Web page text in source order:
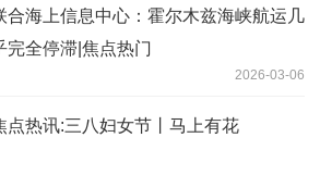
合海上信息中心：霍尔木兹海峡航运几
完全停滞|焦点热门
2026-03-06
点热讯:三八妇女节丨马上有花